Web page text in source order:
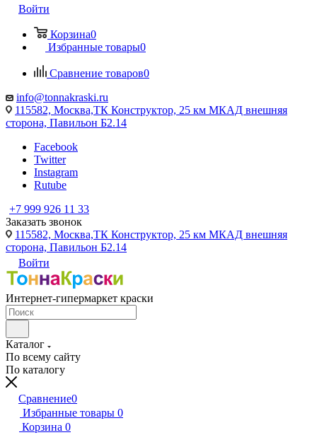
Войти
Корзина0
Избранные товары0
Сравнение товаров0
info@tonnakraski.ru
115582, Москва,ТК Конструктор, 25 км МКАД внешняя
сторона, Павильон Б2.14
Facebook
Twitter
Instagram
Rutube
+7 999 926 11 33
Заказать звонок
115582, Москва,ТК Конструктор, 25 км МКАД внешняя
сторона, Павильон Б2.14
Войти
Интернет-гипермаркет краски
Каталог
По всему сайту
По каталогу
Сравнение0
Избранные товары 0
Корзина 0